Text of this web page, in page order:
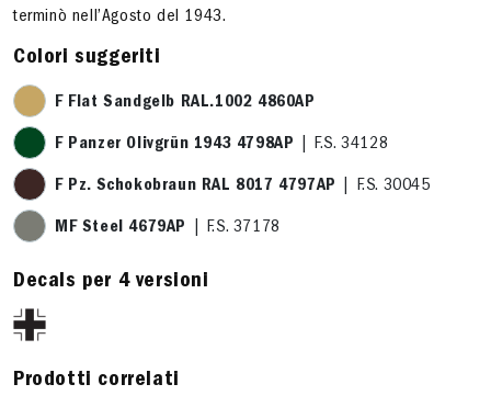
terminò nell’Agosto del 1943.
Colori suggeriti
F Flat Sandgelb RAL.1002 4860AP
F Panzer Olivgrün 1943 4798AP | F.S. 34128
F Pz. Schokobraun RAL 8017 4797AP | F.S. 30045
MF Steel 4679AP | F.S. 37178
Decals per 4 versioni
Prodotti correlati